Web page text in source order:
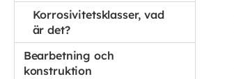
Korrosivitetsklasser, vad
är det?
Bearbetning och
konstruktion